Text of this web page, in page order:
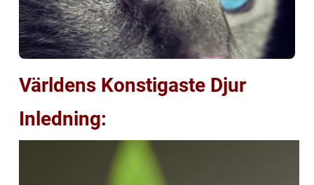
Världens Konstigaste Djur
Inledning: